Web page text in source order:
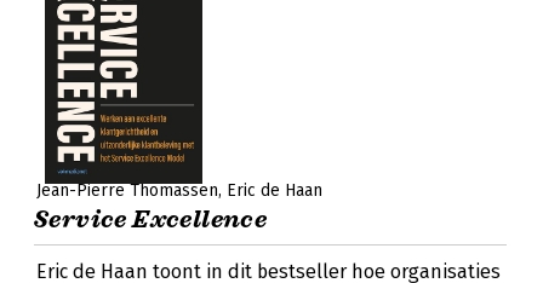
Jean-Pierre Thomassen Eric de Haan
Service Excellence
Eric de Haan toont in dit bestseller hoe organisaties